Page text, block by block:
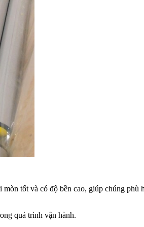
tốt và có độ bền cao, giúp chúng phù
quá trình vận hành.